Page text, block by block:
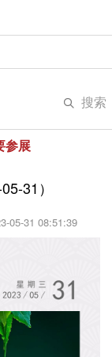
搜索
参展
31）
05-31 08:51:39